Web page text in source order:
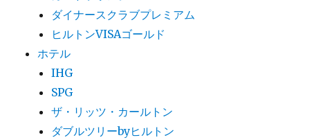
ダイナースクラブプレミアム
ヒルトンVISAゴールド
ホテル
IHG
SPG
ザ・リッツ・カールトン
ダブルツリーbyヒルトン